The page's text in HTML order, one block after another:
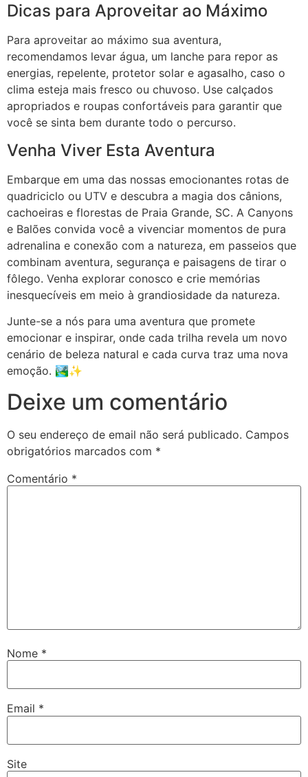
Dicas para Aproveitar ao Máximo
Para aproveitar ao máximo sua aventura,
recomendamos levar água, um lanche para repor as
energias, repelente, protetor solar e agasalho, caso o
clima esteja mais fresco ou chuvoso. Use calçados
apropriados e roupas confortáveis para garantir que
você se sinta bem durante todo o percurso.
Venha Viver Esta Aventura
Embarque em uma das nossas emocionantes rotas de
quadriciclo ou UTV e descubra a magia dos cânions,
cachoeiras e florestas de Praia Grande, SC. A Canyons
e Balões convida você a vivenciar momentos de pura
adrenalina e conexão com a natureza, em passeios que
combinam aventura, segurança e paisagens de tirar o
fôlego. Venha explorar conosco e crie memórias
inesquecíveis em meio à grandiosidade da natureza.
Junte-se a nós para uma aventura que promete
emocionar e inspirar, onde cada trilha revela um novo
cenário de beleza natural e cada curva traz uma nova
emoção. 🏞️✨
Deixe um comentário
O seu endereço de email não será publicado. Campos
obrigatórios marcados com *
Comentário *
Nome *
Email *
Site